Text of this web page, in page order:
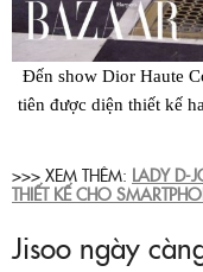
Đến show Dior Haute
tiên được diện thiết kế
>>> XEM THÊM: LADY D-
THIẾT KẾ CHO
Jisoo ngày